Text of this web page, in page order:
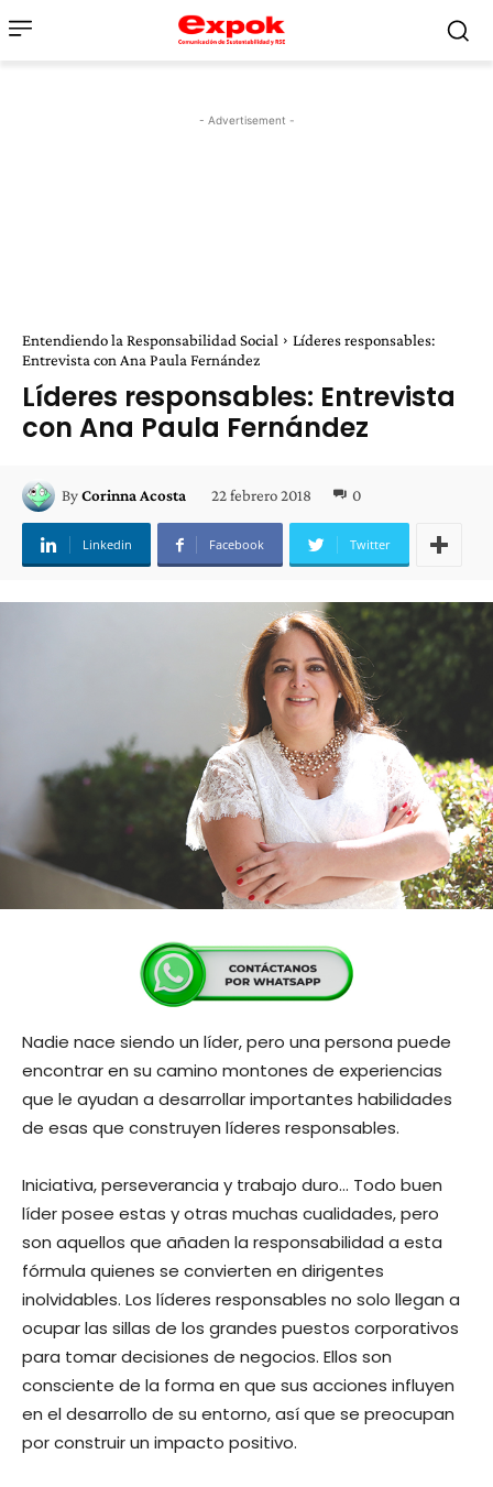
- Advertisement -
Entendiendo la Responsabilidad Social
Líderes responsables:
Entrevista con Ana Paula Fernández
Líderes responsables: Entrevista
con Ana Paula Fernández
ByCorinna Acosta 22 febrero 2018 0
Linkedin Facebook Twitter
Nadie nace siendo un líder, pero una persona puede
encontrar en su camino montones de experiencias
que le ayudan a desarrollar importantes habilidades
de esas que construyen líderes responsables.
Iniciativa, perseverancia y trabajo duro… Todo buen
líder posee estas y otras muchas cualidades, pero
son aquellos que añaden la responsabilidad a esta
fórmula quienes se convierten en dirigentes
inolvidables. Los líderes responsables no solo llegan a
ocupar las sillas de los grandes puestos corporativos
para tomar decisiones de negocios. Ellos son
consciente de la forma en que sus acciones influyen
en el desarrollo de su entorno, así que se preocupan
por construir un impacto positivo.